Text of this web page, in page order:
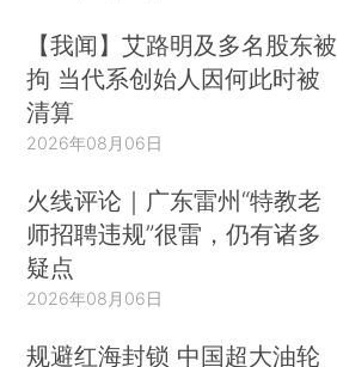
【我闻】艾路明及多名股东被
拘 当代系创始人因何此时被
清算
2026年08月06日
火线评论｜广东雷州“特教老
师招聘违规”很雷，仍有诸多
疑点
2026年08月06日
规避红海封锁 中国超大油轮